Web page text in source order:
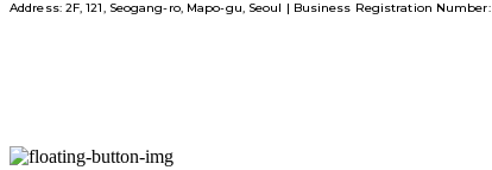
Address: 2F, 121, Seogang-ro, Mapo-gu, Seoul | Business Registration Number: